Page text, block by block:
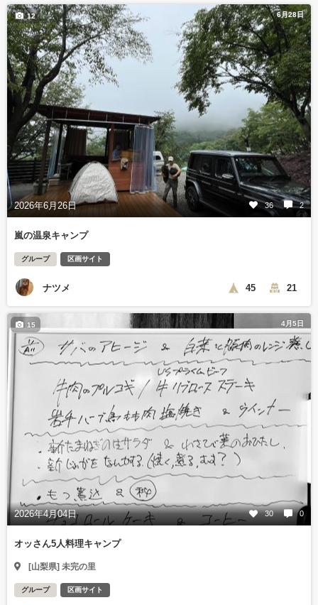
6月28日
2026年6月26日 36 2
12
嵐の温泉キャンプ
グループ 区画サイト
ナツメ 45 21
4月5日
2026年4月04日 30 0
15
オッさん5人料理キャンプ
[山梨県] 未完の里
グループ 区画サイト